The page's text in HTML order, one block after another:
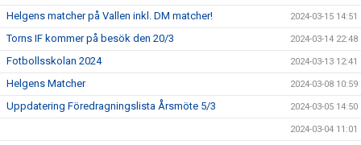
Helgens matcher på Vallen inkl. DM matcher! 2024-03-15 14:51
Torns IF kommer på besök den 20/3 2024-03-14 22:48
Fotbollsskolan 2024 2024-03-13 12:41
Helgens Matcher 2024-03-08 10:59
Uppdatering Föredragningslista Årsmöte 5/3 2024-03-05 14:50
2024-03-04 11:01